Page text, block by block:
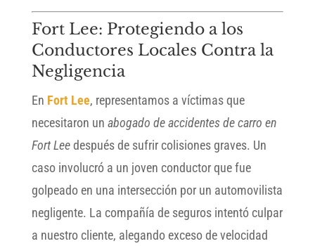
Fort Lee: Protegiendo a los
Conductores Locales Contra la
Negligencia
En Fort Lee, representamos a víctimas que
necesitaron un abogado de accidentes de carro en
Fort Leedespués de sufrir colisiones graves. Un
caso involucró a un joven conductor que fue
golpeado en una intersección por un automovilista
negligente. La compañía de seguros intentó culpar
a nuestro cliente, alegando exceso de velocidad